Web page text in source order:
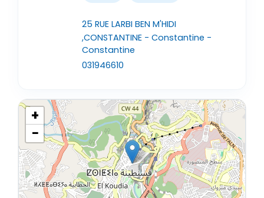
25 RUE LARBI BEN M'HIDI
,CONSTANTINE - Constantine -
Constantine
031946610
+
−